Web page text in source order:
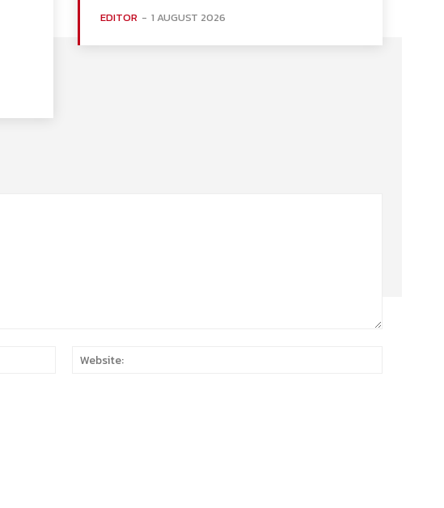
EDITOR - 1 AUGUST 2026
Email:*